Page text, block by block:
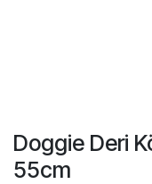
Doggie Deri
55cm